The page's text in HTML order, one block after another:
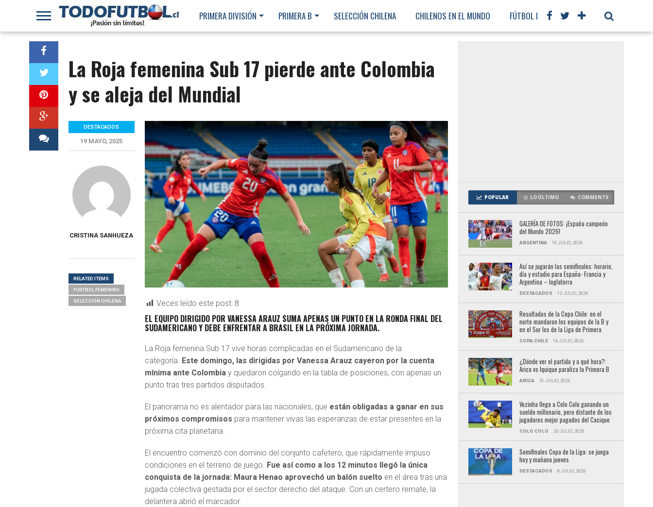
PRIMERA DIVISIÓN PRIMERA B SELECCIÓN CHILENA CHILENOS EN EL MUNDO FÚTBOL INTERNACIONAL
La Roja femenina Sub 17 pierde ante Colombia
y se aleja del Mundial
Veces leído este post: 8
EL EQUIPO DIRIGIDO POR VANESSA ARAUZ SUMA APENAS UN PUNTO EN LA RONDA FINAL DEL
SUDAMERICANO Y DEBE ENFRENTAR A BRASIL EN LA PRÓXIMA JORNADA.
La Roja femenina Sub 17 vive horas complicadas en el Sudamericano de la
categoría. Este domingo, las dirigidas por Vanessa Arauz cayeron por la cuenta
mínima ante Colombia y quedaron colgando en la tabla de posiciones, con apenas un
punto tras tres partidos disputados.
El panorama no es alentador para las nacionales, que están obligadas a ganar en sus
próximos compromisos para mantener vivas las esperanzas de estar presentes en la
próxima cita planetaria.
El encuentro comenzó con dominio del conjunto cafetero, que rápidamente impuso
condiciones en el terreno de juego. Fue así como a los 12 minutos llegó la única
conquista de la jornada: Maura Henao aprovechó un balón suelto en el área tras una
jugada colectiva gestada por el sector derecho del ataque. Con un certero remate, la
delantera abrió el marcador.
DESTACADOS
19 MAYO, 2025
CRISTINA SANHUEZA
RELATED ITEMS
FURTBOL FEMENINO
SELECCIÓN CHILENA
POPULAR LO ÚLTIMO COMMENTS
GALERÍA DE FOTOS: ¡España campeón
del Mundo 2026!
ARGENTINA 19 JULIO, 2026
Así se jugarán las semifinales: horario,
día y estadio para España- Francia y
Argentina – Inglaterra
DESTACADOS 12 JULIO, 2026
Resultados de la Copa Chile: en el
norte mandaron los equipos de la B y
en el Sur los de la Liga de Primera
COPA CHILE 14 JULIO, 2026
¿Dónde ver el partido y a qué hora?:
Arica vs Iquique paraliza la Primera B
ARICA 31 JULIO, 2026
Vozinha llega a Colo Colo ganando un
sueldo millonario, pero distante de los
jugadores mejor pagados del Cacique
COLO COLO 26 JULIO, 2026
Semifinales Copa de la Liga: se juega
hoy y mañana jueves
DESTACADOS 8 JULIO, 2026